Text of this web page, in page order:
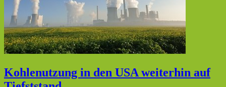
Kohlenutzung in den USA weiterhin auf